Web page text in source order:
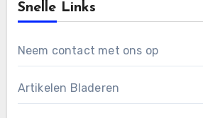
Snelle Links
Neem contact met ons op
Artikelen Bladeren